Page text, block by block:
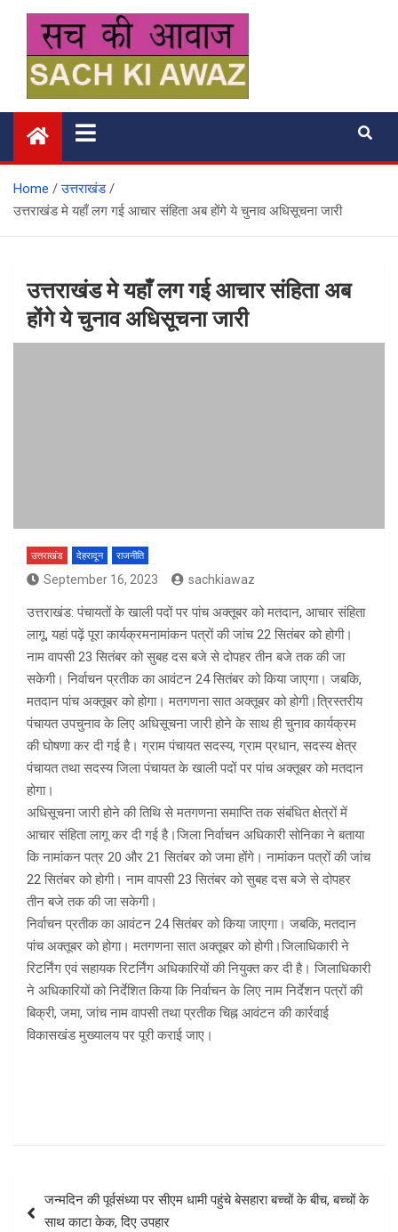
content
सच की आवाज
Home
उत्तराखंड
उत्तराखंड मे यहाँ लग गई आचार संहिता अब होंगे ये चुनाव अधिसूचना जारी
उत्तराखंड मे यहाँ लग गई आचार संहिता अब
होंगे ये चुनाव अधिसूचना जारी
उत्तराखंड देहरादून राजनीति
September 16, 2023 sachkiawaz
उत्तराखंड: पंचायतों के खाली पदों पर पांच अक्तूबर को मतदान, आचार संहिता
लागू, यहां पढ़ें पूरा कार्यक्रमनामांकन पत्रों की जांच 22 सितंबर को होगी।
नाम वापसी 23 सितंबर को सुबह दस बजे से दोपहर तीन बजे तक की जा
सकेगी। निर्वाचन प्रतीक का आवंटन 24 सितंबर को किया जाएगा। जबकि,
मतदान पांच अक्तूबर को होगा। मतगणना सात अक्तूबर को होगी।त्रिस्तरीय
पंचायत उपचुनाव के लिए अधिसूचना जारी होने के साथ ही चुनाव कार्यक्रम
की घोषणा कर दी गई है। ग्राम पंचायत सदस्य, ग्राम प्रधान, सदस्य क्षेत्र
पंचायत तथा सदस्य जिला पंचायत के खाली पदों पर पांच अक्तूबर को मतदान
होगा।
अधिसूचना जारी होने की तिथि से मतगणना समाप्ति तक संबंधित क्षेत्रों में
आचार संहिता लागू कर दी गई है।जिला निर्वाचन अधिकारी सोनिका ने बताया
कि नामांकन पत्र 20 और 21 सितंबर को जमा होंगे। नामांकन पत्रों की जांच
22 सितंबर को होगी। नाम वापसी 23 सितंबर को सुबह दस बजे से दोपहर
तीन बजे तक की जा सकेगी।
निर्वाचन प्रतीक का आवंटन 24 सितंबर को किया जाएगा। जबकि, मतदान
पांच अक्तूबर को होगा। मतगणना सात अक्तूबर को होगी।जिलाधिकारी ने
रिटर्निंग एवं सहायक रिटर्निंग अधिकारियों की नियुक्त कर दी है। जिलाधिकारी
ने अधिकारियों को निर्देशित किया कि निर्वाचन के लिए नाम निर्देशन पत्रों की
बिक्री, जमा, जांच नाम वापसी तथा प्रतीक चिह्न आवंटन की कार्रवाई
विकासखंड मुख्यालय पर पूरी कराई जाए।
navigation
जन्मदिन की पूर्वसंध्या पर सीएम धामी पहुंचे बेसहारा बच्चों के बीच, बच्चों के
साथ काटा केक, दिए उपहार